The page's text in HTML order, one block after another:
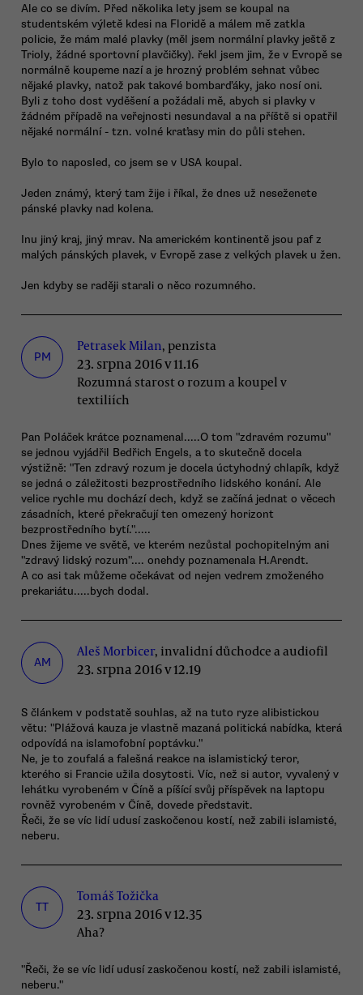
Ale co se divím. Před několika lety jsem se koupal na
studentském výletě kdesi na Floridě a málem mě zatkla
policie, že mám malé plavky (měl jsem normální plavky ještě z
Trioly, žádné sportovní plavčičky). řekl jsem jim, že v Evropě se
normálně koupeme nazí a je hrozný problém sehnat vůbec
nějaké plavky, natož pak takové bombarďáky, jako nosí oni.
Byli z toho dost vyděšení a požádali mě, abych si plavky v
žádném případě na veřejnosti nesundaval a na příště si opatřil
nějaké normální - tzn. volné kraťasy min do půli stehen.
Bylo to naposled, co jsem se v USA koupal.
Jeden známý, který tam žije i říkal, že dnes už neseženete
pánské plavky nad kolena.
Inu jiný kraj, jiný mrav. Na americkém kontinentě jsou paf z
malých pánských plavek, v Evropě zase z velkých plavek u žen.
Jen kdyby se raději starali o něco rozumného.
PM
Petrasek Milan, penzista
23. srpna 2016 v 11.16
Rozumná starost o rozum a koupel v
textiliích
Pan Poláček krátce poznamenal.....O tom "zdravém rozumu"
se jednou vyjádřil Bedřich Engels, a to skutečně docela
výstižně: "Ten zdravý rozum je docela úctyhodný chlapík, když
se jedná o záležitosti bezprostředního lidského konání. Ale
velice rychle mu dochází dech, když se začíná jednat o věcech
zásadních, které překračují ten omezený horizont
bezprostředního bytí.".....
Dnes žijeme ve světě, ve kterém nezůstal pochopitelným ani
"zdravý lidský rozum".... onehdy poznamenala H.Arendt.
A co asi tak můžeme očekávat od nejen vedrem zmoženého
prekariátu.....bych dodal.
AM
Aleš Morbicer, invalidní důchodce a audiofil
23. srpna 2016 v 12.19
S článkem v podstatě souhlas, až na tuto ryze alibistickou
větu: "Plážová kauza je vlastně mazaná politická nabídka, která
odpovídá na islamofobní poptávku."
Ne, je to zoufalá a falešná reakce na islamistický teror,
kterého si Francie užila dosytosti. Víc, než si autor, vyvalený v
lehátku vyrobeném v Číně a píšící svůj příspěvek na laptopu
rovněž vyrobeném v Číně, dovede představit.
Řeči, že se víc lidí udusí zaskočenou kostí, než zabili islamisté,
neberu.
TT
Tomáš Tožička
23. srpna 2016 v 12.35
Aha?
"Řeči, že se víc lidí udusí zaskočenou kostí, než zabili islamisté,
neberu."